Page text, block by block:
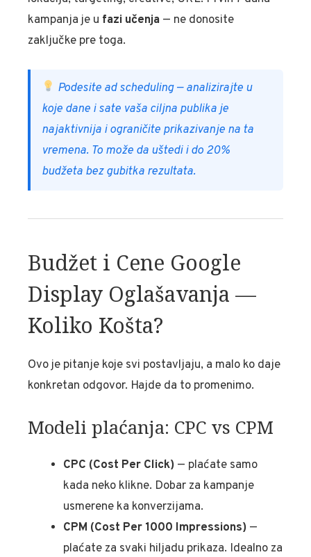
kampanja je u fazi učenja — ne donosite
zaključke pre toga.
Podesite ad scheduling — analizirajte u
koje dane i sate vaša ciljna publika je
najaktivnija i ograničite prikazivanje na ta
vremena. To može da uštedi i do 20%
budžeta bez gubitka rezultata.
Budžet i Cene Google
Display Oglašavanja —
Koliko Košta?
Ovo je pitanje koje svi postavljaju, a malo ko daje
konkretan odgovor. Hajde da to promenimo.
Modeli plaćanja: CPC vs CPM
CPC (Cost Per Click) — plaćate samo
kada neko klikne. Dobar za kampanje
usmerene ka konverzijama.
CPM (Cost Per 1000 Impressions) —
plaćate za svaki hiljadu prikaza. Idealno za